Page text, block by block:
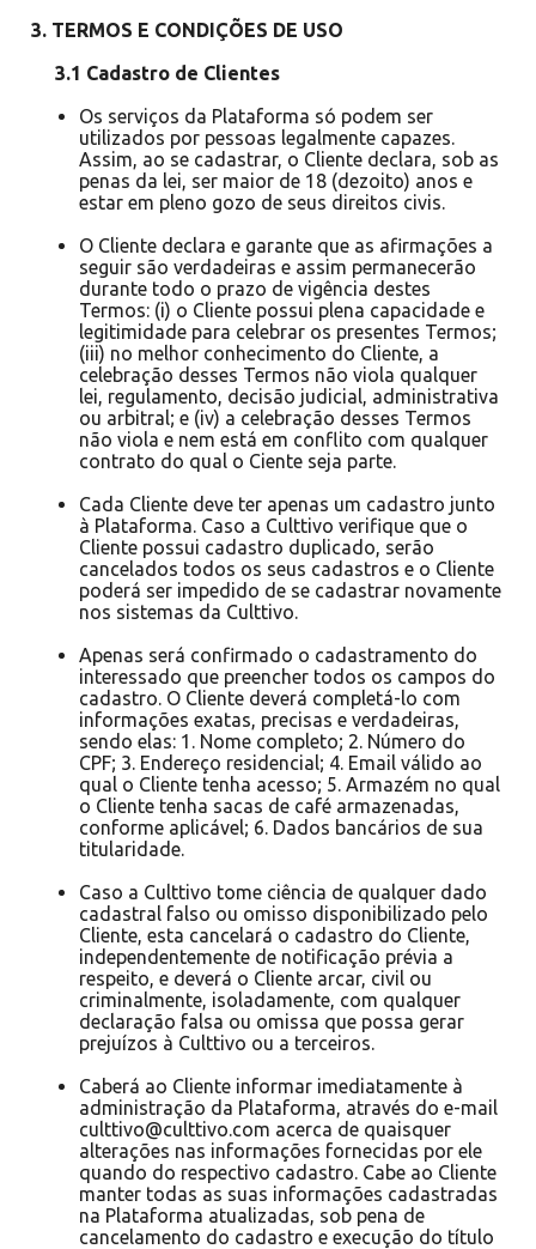
3. TERMOS E CONDIÇÕES DE USO
3.1 Cadastro de Clientes
Os serviços da Plataforma só podem ser
utilizados por pessoas legalmente capazes.
Assim, ao se cadastrar, o Cliente declara, sob as
penas da lei, ser maior de 18 (dezoito) anos e
estar em pleno gozo de seus direitos civis.
O Cliente declara e garante que as afirmações a
seguir são verdadeiras e assim permanecerão
durante todo o prazo de vigência destes
Termos: (i) o Cliente possui plena capacidade e
legitimidade para celebrar os presentes Termos;
(iii) no melhor conhecimento do Cliente, a
celebração desses Termos não viola qualquer
lei, regulamento, decisão judicial, administrativa
ou arbitral; e (iv) a celebração desses Termos
não viola e nem está em conflito com qualquer
contrato do qual o Ciente seja parte.
Cada Cliente deve ter apenas um cadastro junto
à Plataforma. Caso a Culttivo verifique que o
Cliente possui cadastro duplicado, serão
cancelados todos os seus cadastros e o Cliente
poderá ser impedido de se cadastrar novamente
nos sistemas da Culttivo.
Apenas será confirmado o cadastramento do
interessado que preencher todos os campos do
cadastro. O Cliente deverá completá-lo com
informações exatas, precisas e verdadeiras,
sendo elas: 1. Nome completo; 2. Número do
CPF; 3. Endereço residencial; 4. Email válido ao
qual o Cliente tenha acesso; 5. Armazém no qual
o Cliente tenha sacas de café armazenadas,
conforme aplicável; 6. Dados bancários de sua
titularidade.
Caso a Culttivo tome ciência de qualquer dado
cadastral falso ou omisso disponibilizado pelo
Cliente, esta cancelará o cadastro do Cliente,
independentemente de notificação prévia a
respeito, e deverá o Cliente arcar, civil ou
criminalmente, isoladamente, com qualquer
declaração falsa ou omissa que possa gerar
prejuízos à Culttivo ou a terceiros.
Caberá ao Cliente informar imediatamente à
administração da Plataforma, através do e-mail
culttivo@culttivo.com acerca de quaisquer
alterações nas informações fornecidas por ele
quando do respectivo cadastro. Cabe ao Cliente
manter todas as suas informações cadastradas
na Plataforma atualizadas, sob pena de
cancelamento do cadastro e execução do título